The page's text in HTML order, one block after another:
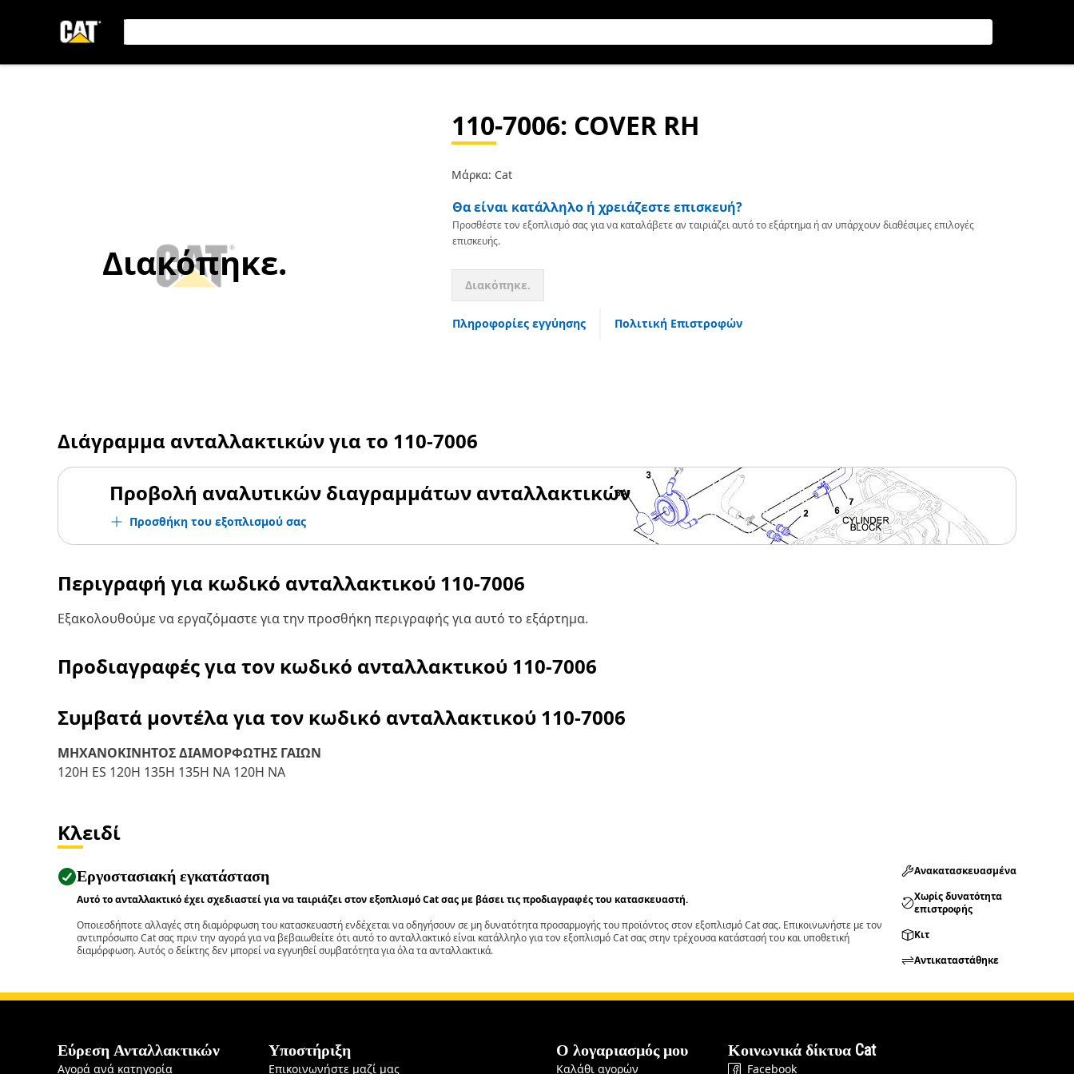
Διακόπηκε.
110-7006: COVER RH
Μάρκα: Cat
Θα είναι κατάλληλο ή χρειάζεστε επισκευή?
Προσθέστε τον εξοπλισμό σας για να καταλάβετε αν ταιριάζει αυτό το εξάρτημα ή αν υπάρχουν διαθέσιμες επιλογές
επισκευής.
Διακόπηκε.
Πληροφορίες εγγύησης Πολιτική Επιστροφών
Διάγραμμα ανταλλακτικών για το 110-7006
Προβολή αναλυτικών διαγραμμάτων ανταλλακτικών
Προσθήκη του εξοπλισμού σας
Περιγραφή για κωδικό ανταλλακτικού 110-7006
Εξακολουθούμε να εργαζόμαστε για την προσθήκη περιγραφής για αυτό το εξάρτημα.
Προδιαγραφές για τον κωδικό ανταλλακτικού 110-7006
Συμβατά μοντέλα για τον κωδικό ανταλλακτικού 110-7006
ΜΗΧΑΝΟΚΙΝΗΤΟΣ ΔΙΑΜΟΡΦΩΤΗΣ ΓΑΙΩΝ
120H ES 120H 135H 135H NA 120H NA
Κλειδί
Εργοστασιακή εγκατάσταση
Αυτό το ανταλλακτικό έχει σχεδιαστεί για να ταιριάζει στον εξοπλισμό Cat σας με βάσει τις προδιαγραφές του κατασκευαστή.
Οποιεσδήποτε αλλαγές στη διαμόρφωση του κατασκευαστή ενδέχεται να οδηγήσουν σε μη δυνατότητα προσαρμογής του προϊόντος στον εξοπλισμό Cat σας. Επικοινωνήστε με τον
αντιπρόσωπο Cat σας πριν την αγορά για να βεβαιωθείτε ότι αυτό το ανταλλακτικό είναι κατάλληλο για τον εξοπλισμό Cat σας στην τρέχουσα κατάστασή του και υποθετική
διαμόρφωση. Αυτός ο δείκτης δεν μπορεί να εγγυηθεί συμβατότητα για όλα τα ανταλλακτικά.
Ανακατασκευασμένα
Χωρίς δυνατότητα
επιστροφής
Κιτ
Αντικαταστάθηκε
Εύρεση Ανταλλακτικών
Αγορά ανά κατηγορία
Υποστήριξη
Επικοινωνήστε μαζί μας
Ο λογαριασμός μου
Καλάθι αγορών
Κοινωνικά δίκτυα Cat
Facebook